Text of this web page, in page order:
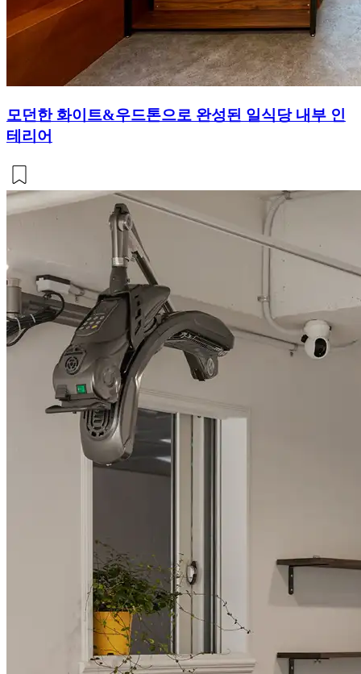
모던한 화이트&우드톤으로 완성된 일식당 내부 인
테리어